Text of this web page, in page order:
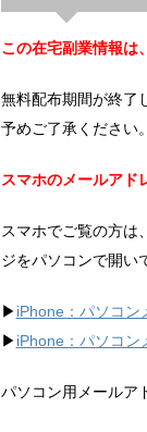
この在宅副業情報は
無料配布期間が終了
予めご了承ください。
スマホのメールアド
スマホでご覧の方は
ジをパソコンで開い
▶︎ iPhone：パソコン
▶︎ iPhone：パソコン
パソコン用メールア